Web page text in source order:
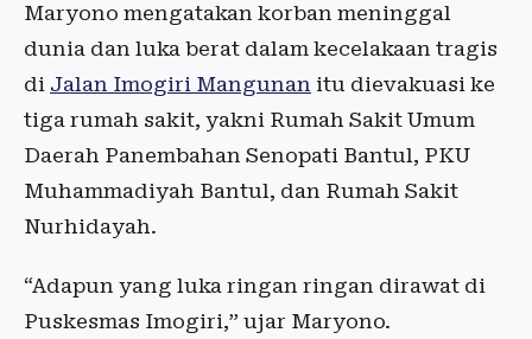
Maryono mengatakan korban meninggal
dunia dan luka berat dalam kecelakaan tragis
di Jalan Imogiri Mangunan itu dievakuasi ke
tiga rumah sakit, yakni Rumah Sakit Umum
Daerah Panembahan Senopati Bantul, PKU
Muhammadiyah Bantul, dan Rumah Sakit
Nurhidayah.
“Adapun yang luka ringan ringan dirawat di
Puskesmas Imogiri,” ujar Maryono.